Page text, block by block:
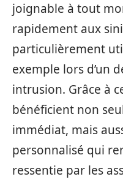
joignable à tout
rapidement aux
particulièrement
exemple lors d’un
intrusion. Grâce à
bénéficient non
immédiat, mais
personnalisé qui
ressentie par les